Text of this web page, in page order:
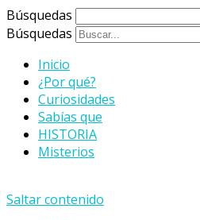
Búsquedas
Búsquedas
Inicio
¿Por qué?
Curiosidades
Sabías que
HISTORIA
Misterios
Saltar contenido